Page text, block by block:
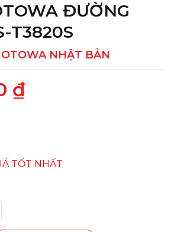
ĐƯỜNG
T3820S
OTOWA NHẬT BẢN
₫
TỐT NHẤT